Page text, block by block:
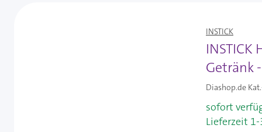
INSTICK
Getränk
Diashop.de
sofort
Lieferzeit